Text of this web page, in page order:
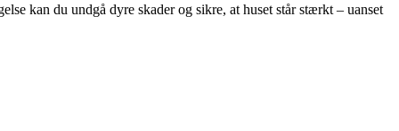
kan du undgå dyre skader og sikre, at huset står stærkt – uanset